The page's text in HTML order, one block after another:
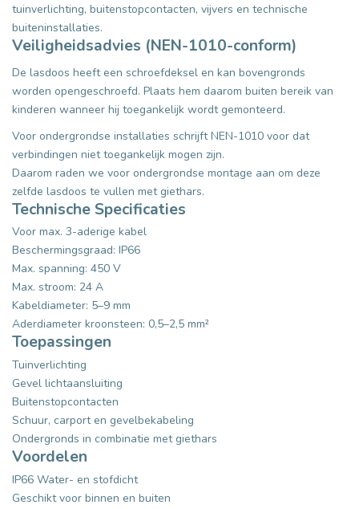
tuinverlichting, buitenstopcontacten, vijvers en technische
buiteninstallaties.
Veiligheidsadvies (NEN-1010-conform)
De lasdoos heeft een schroefdeksel en kan bovengronds
worden opengeschroefd. Plaats hem daarom buiten bereik van
kinderen wanneer hij toegankelijk wordt gemonteerd.
Voor ondergrondse installaties schrijft NEN-1010 voor dat
verbindingen niet toegankelijk mogen zijn.
Daarom raden we voor ondergrondse montage aan om deze
zelfde lasdoos te vullen met giethars.
Technische Specificaties
Voor max. 3-aderige kabel
Beschermingsgraad: IP66
Max. spanning: 450 V
Max. stroom: 24 A
Kabeldiameter: 5–9 mm
Aderdiameter kroonsteen: 0,5–2,5 mm²
Toepassingen
Tuinverlichting
Gevel lichtaansluiting
Buitenstopcontacten
Schuur, carport en gevelbekabeling
Ondergronds in combinatie met giethars
Voordelen
IP66 Water- en stofdicht
Geschikt voor binnen en buiten